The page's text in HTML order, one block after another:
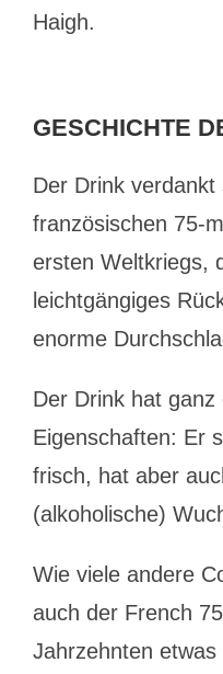
Haigh.
GESCHICHTE
Der Drink
französischen 75-
ersten Weltkriegs,
leichtgängiges
enorme
Der Drink hat
Eigenschaften: Er
frisch, hat aber
(alkoholische)
Wie viele andere
auch der French
Jahrzehnten